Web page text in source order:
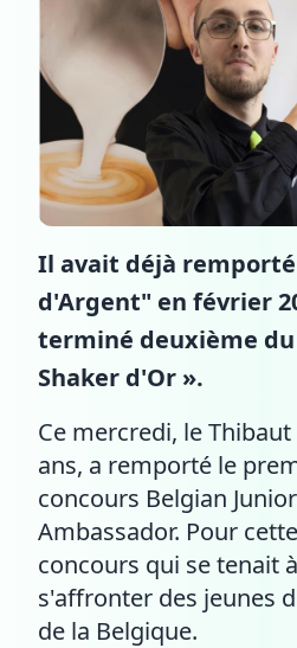
Il avait déjà
d'Argent" en février
terminé deuxième du
Shaker d'Or ».
Ce mercredi, le
ans, a remporté le
concours Belgian
Ambassador. Pour
concours qui se tenait
s'affronter des jeunes
de la Belgique.